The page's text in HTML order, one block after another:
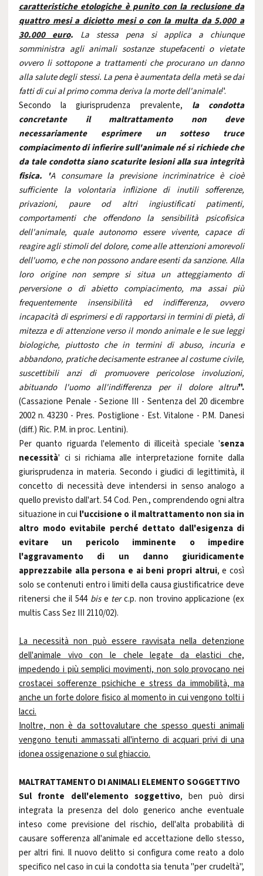
caratteristiche etologiche è punito con la reclusione da
quattro mesi a diciotto mesi o con la multa da 5.000 a
30.000 euro. La stessa pena si applica a chiunque
somministra agli animali sostanze stupefacenti o vietate
ovvero li sottopone a trattamenti che procurano un danno
alla salute degli stessi. La pena è aumentata della metà se dai
fatti di cui al primo comma deriva la morte dell'animale".
Secondo la giurisprudenza prevalente, la condotta
concretante il maltrattamento non deve
necessariamente esprimere un sotteso truce
compiacimento di infierire sull'animale né si richiede che
da tale condotta siano scaturite lesioni alla sua integrità
fisica. 'A consumare la previsione incriminatrice è cioè
sufficiente la volontaria inflizione di inutili sofferenze,
privazioni, paure od altri ingiustificati patimenti,
comportamenti che offendono la sensibilità psicofisica
dell'animale, quale autonomo essere vivente, capace di
reagire agli stimoli del dolore, come alle attenzioni amorevoli
dell'uomo, e che non possono andare esenti da sanzione. Alla
loro origine non sempre si situa un atteggiamento di
perversione o di abietto compiacimento, ma assai più
frequentemente insensibilità ed indifferenza, ovvero
incapacità di esprimersi e di rapportarsi in termini di pietà, di
mitezza e di attenzione verso il mondo animale e le sue leggi
biologiche, piuttosto che in termini di abuso, incuria e
abbandono, pratiche decisamente estranee al costume civile,
suscettibili anzi di promuovere pericolose involuzioni,
abituando l'uomo all'indifferenza per il dolore altrui".
(Cassazione Penale - Sezione III - Sentenza del 20 dicembre
2002 n. 43230 - Pres. Postiglione - Est. Vitalone - P.M. Danesi
(diff.) Ric. P.M. in proc. Lentini).
Per quanto riguarda l'elemento di illiceità speciale 'senza
necessità' ci si richiama alle interpretazione fornite dalla
giurisprudenza in materia. Secondo i giudici di legittimità, il
concetto di necessità deve intendersi in senso analogo a
quello previsto dall'art. 54 Cod. Pen., comprendendo ogni altra
situazione in cui l'uccisione o il maltrattamento non sia in
altro modo evitabile perché dettato dall'esigenza di
evitare un pericolo imminente o impedire
l'aggravamento di un danno giuridicamente
apprezzabile alla persona e ai beni propri altrui, e così
solo se contenuti entro i limiti della causa giustificatrice deve
ritenersi che il 544 bise terc.p. non trovino applicazione (ex
multis Cass Sez III 2110/02).
La necessità non può essere ravvisata nella detenzione
dell'animale vivo con le chele legate da elastici che,
impedendo i più semplici movimenti, non solo provocano nei
crostacei sofferenze psichiche e stress da immobilità, ma
anche un forte dolore fisico al momento in cui vengono tolti i
lacci.
Inoltre, non è da sottovalutare che spesso questi animali
vengono tenuti ammassati all'interno di acquari privi di una
idonea ossigenazione o sul ghiaccio.
MALTRATTAMENTO DI ANIMALI ELEMENTO SOGGETTIVO
Sul fronte dell'elemento soggettivo, ben può dirsi
integrata la presenza del dolo generico anche eventuale
inteso come previsione del rischio, dell'alta probabilità di
causare sofferenza all'animale ed accettazione dello stesso,
per altri fini. Il nuovo delitto si configura come reato a dolo
specifico nel caso in cui la condotta sia tenuta "per crudeltà",